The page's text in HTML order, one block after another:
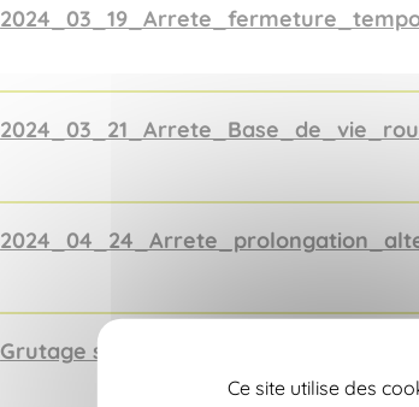
Grutage site mairie
Ce site utilise des